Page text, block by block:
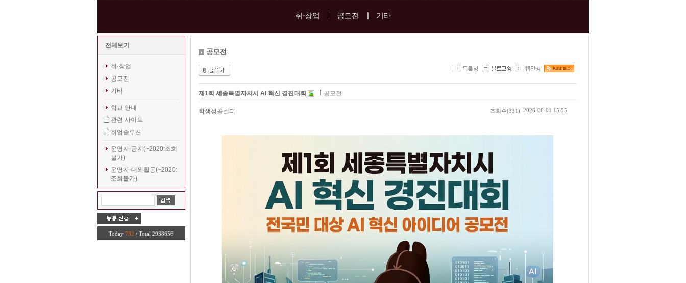
취·창업 공모전 기타
전체보기
취·창업
공모전
기타
학교 안내
관련 사이트
취업솔루션
운영자-공지(~2020:조회
불가)
운영자-대외활동(~2020:
조회불가)
Today 732 / Total 2938656
공모전
제1회 세종특별자치시 AI 혁신 경진대회 공모전
학생성공센터 조회수(331) 2026-06-01 15:55